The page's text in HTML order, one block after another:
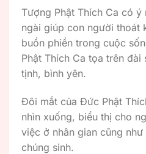
Tượng Phật Thích Ca có
ngài giúp con người thoát
buồn phiền trong cuộc
Phật Thích Ca tọa trên đài
tịnh, bình yên.
Đôi mắt của Đức Phật
nhìn xuống, biểu thị cho
việc ở nhân gian cũng
chúng sinh.